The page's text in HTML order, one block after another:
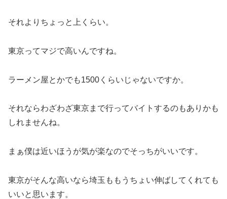
それよりちょっと上くらい。
東京ってマジで高いんですね。
ラーメン屋とかでも1500くらいじゃないですか。
それならわざわざ東京まで行ってバイトするのもありかも
しれませんね。
まぁ僕は近いほうが気が楽なのでそっちがいいです。
東京がそんな高いなら埼玉ももうちょい伸ばしてくれても
いいと思います。